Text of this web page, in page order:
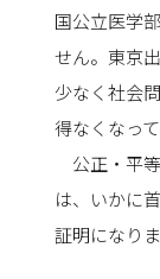
国公立医学
せん。東京
少なく社会
得なくなっ
公正・平
は、いかに
証明になりま